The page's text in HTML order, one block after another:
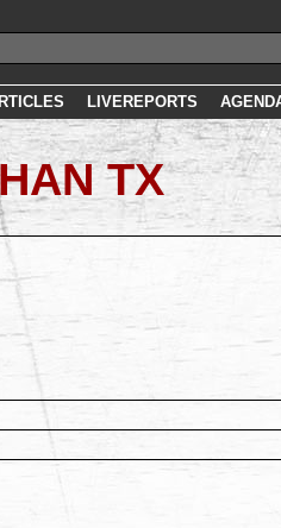
LIVEREPORTS
TX